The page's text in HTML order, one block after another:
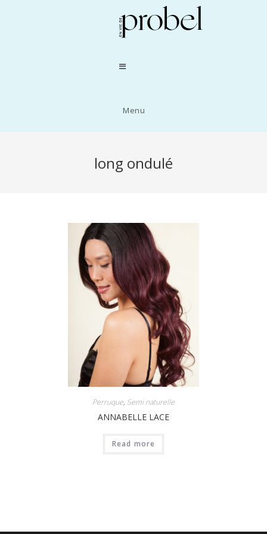
Menu
long ondulé
Perruque, Semi naturelle
ANNABELLE LACE
Read more